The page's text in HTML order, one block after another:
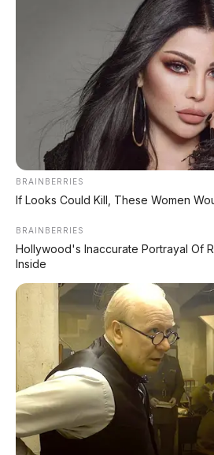
REKOMENDASI
⚡ MG 07 Buktikan
Supercar dengan Moose
Km/Jam
⚡ Daihatsu K-Open Resmi
GIIAS 2026: Roadster
RWD, Calon Penerus Copen
Pindah Pabrik dari
⚡ Xpeng MONA L03: SUV
dengan AI 1.500 TOPS
Indonesia?
⚡ Chery Tiggo 5 Sport:
Sporty 156 HP dengan
8155
BRAINBERRIES
If Looks Could Kill, These Women
BRAINBERRIES
Hollywood's Inaccurate Portrayal Of
Inside